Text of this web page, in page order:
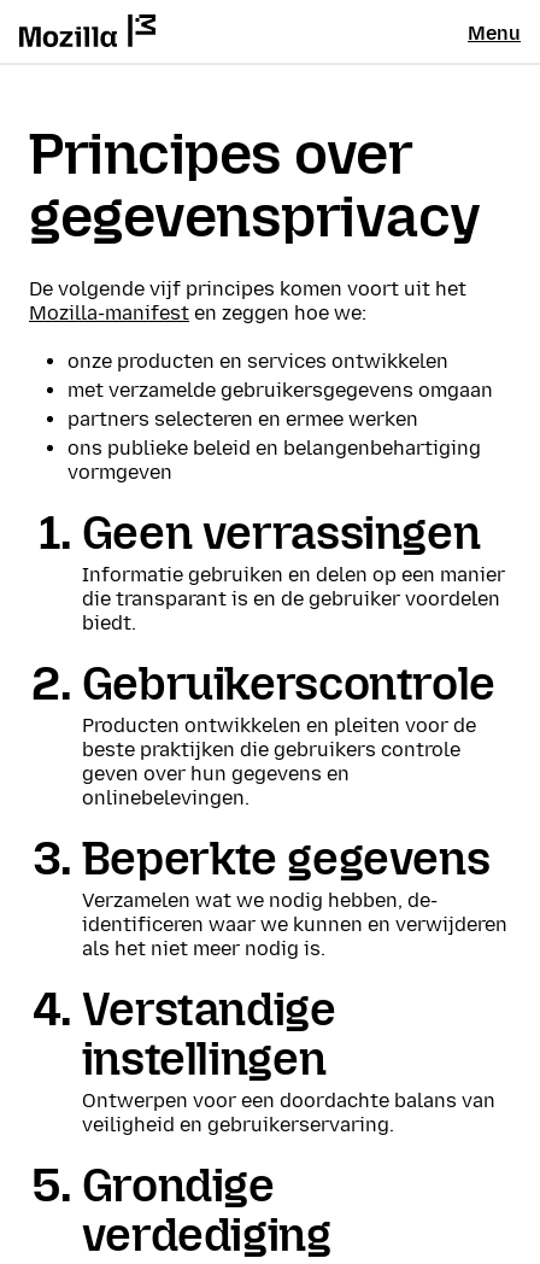
Menu
Principes over
gegevensprivacy
De volgende vijf principes komen voort uit het
Mozilla-manifest en zeggen hoe we:
onze producten en services ontwikkelen
met verzamelde gebruikersgegevens omgaan
partners selecteren en ermee werken
ons publieke beleid en belangenbehartiging
vormgeven
Geen verrassingen
Informatie gebruiken en delen op een manier
die transparant is en de gebruiker voordelen
biedt.
Gebruikerscontrole
Producten ontwikkelen en pleiten voor de
beste praktijken die gebruikers controle
geven over hun gegevens en
onlinebelevingen.
Beperkte gegevens
Verzamelen wat we nodig hebben, de-
identificeren waar we kunnen en verwijderen
als het niet meer nodig is.
Verstandige
instellingen
Ontwerpen voor een doordachte balans van
veiligheid en gebruikerservaring.
Grondige
verdediging